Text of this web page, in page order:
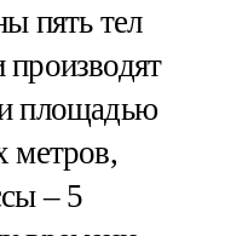
пять тел
площадью
метров,
– 5